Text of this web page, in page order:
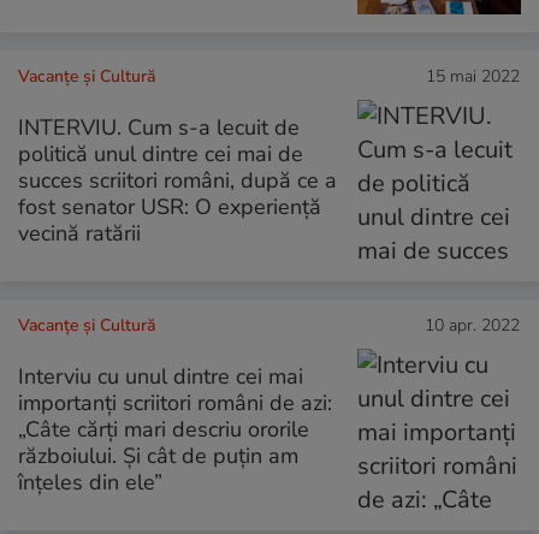
Vacanțe și Cultură 15 mai 2022
INTERVIU. Cum s-a lecuit de
politică unul dintre cei mai de
succes scriitori români, după ce a
fost senator USR: O experiență
vecină ratării
Vacanțe și Cultură 10 apr. 2022
Interviu cu unul dintre cei mai
importanți scriitori români de azi:
„Câte cărți mari descriu ororile
războiului. Și cât de puțin am
înțeles din ele”